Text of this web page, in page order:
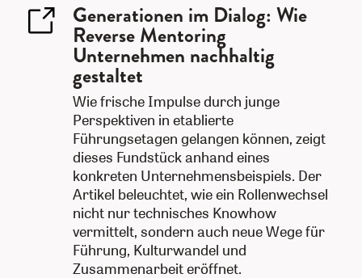
Generationen im Dialog: Wie
Reverse Mentoring
Unternehmen nachhaltig
gestaltet
Wie frische Impulse durch junge
Perspektiven in etablierte
Führungsetagen gelangen können, zeigt
dieses Fundstück anhand eines
konkreten Unternehmensbeispiels. Der
Artikel beleuchtet, wie ein Rollenwechsel
nicht nur technisches Knowhow
vermittelt, sondern auch neue Wege für
Führung, Kulturwandel und
Zusammenarbeit eröffnet.